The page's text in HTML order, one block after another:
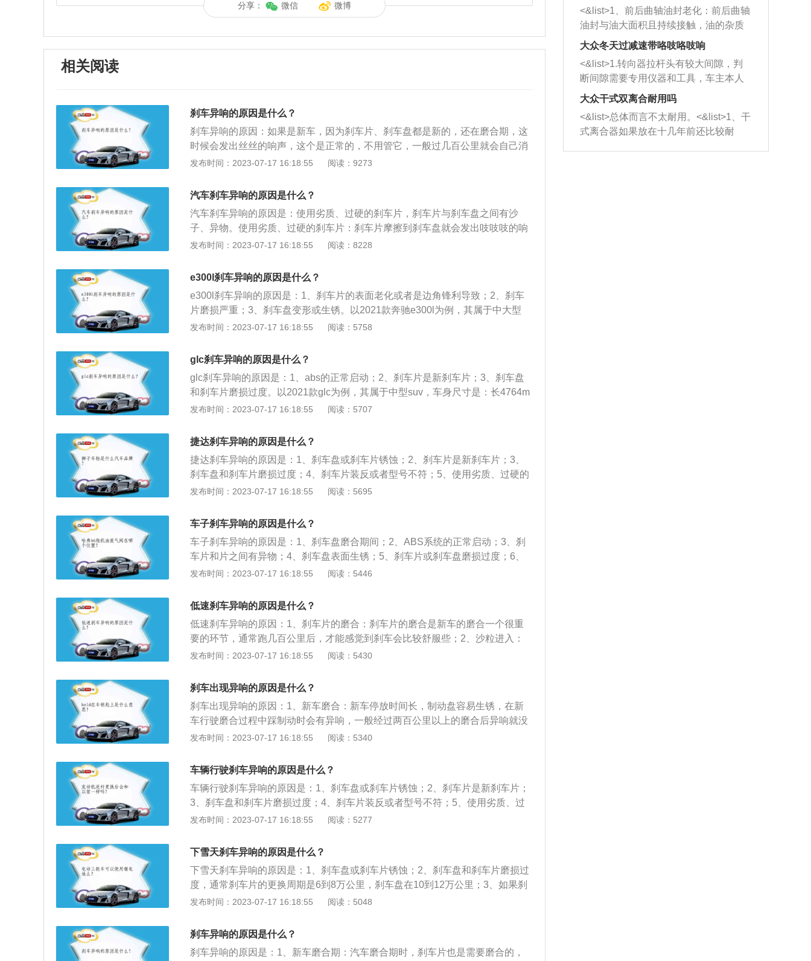
分享： 微信 微博
相关阅读
刹车异响的原因是什么？
刹车异响的原因：如果是新车，因为刹车片、刹车盘都是新的，还在磨合期，这
时候会发出丝丝的响声，这个是正常的，不用管它，一般过几百公里就会自己消
失。刹车片与刹车盘之间有异物，比如风大，有沙子等小颗粒、小石头进入盘片
纹路改变所致，平时都是前进刹车，现在倒车，纹路不对容易异响，这种低声道
情况下会出现，高速一般是没有的，这也是正常的，多摩擦几次即可。冬天刹车
片与刹车盘长时间遇冷，会在结合部位形成冰凝现象，起步时消除冰凝现象会发
生轻微响声，这也是正常现象。
发布时间：2023-07-17 16:18:55 阅读：9273
汽车刹车异响的原因是什么？
汽车刹车异响的原因是：使用劣质、过硬的刹车片，刹车片与刹车盘之间有沙
子、异物。使用劣质、过硬的刹车片：刹车片摩擦到刹车盘就会发出吱吱吱的响
声。所以，在更换刹车片时，一定要使用优质刹车片。异响会随着刹车盘片之间
量避免大力制动，否则会加剧刹车盘片的磨损，影响其后期的使用寿命。刹车片
与刹车盘之间有沙子、异物：在平常行驶的过程中，难免会经过一些比较复杂的
路况。由于盘式刹车的独特设计，一些沙子和异物难免会进到刹车片与刹车盘之
间，这样在刹车时还是会有异响。可以尝试猛踩几脚刹车，有助于排出颗粒。刹
车片安装问题：刹车片安装好后需要调节好卡钳，刹车片与卡钳装配太紧，刹车
卡钳连接处涂抹黄油或者专用润滑油即可解决。
发布时间：2023-07-17 16:18:55 阅读：8228
e300l刹车异响的原因是什么？
e300l刹车异响的原因是：1、刹车片的表面老化或者是边角锋利导致；2、刹车
片磨损严重；3、刹车盘变形或生锈。以2021款奔驰e300l为例，其属于中大型
车，车身尺寸是：长5078mm、宽1860mm、高1484mm，轴距为3079mm，油箱
立悬架，其搭载了2.0l涡轮增压发动机，最大马力是258ps，最大功率是190kw，
最大扭矩是370nm，与其匹配的是9挡手自一体变速箱。
发布时间：2023-07-17 16:18:55 阅读：5758
glc刹车异响的原因是什么？
glc刹车异响的原因是：1、abs的正常启动；2、刹车片是新刹车片；3、刹车盘
和刹车片磨损过度。以2021款glc为例，其属于中型suv，车身尺寸是：长4764m
m、宽1898mm、高1642mm，轴距为2973mm，油箱容积为66l。2021款glc前、
动机，最大马力是197ps，最大功率是145kw，最大扭矩是320nm，与其匹配的
是9挡手自一体变速箱。
发布时间：2023-07-17 16:18:55 阅读：5707
捷达刹车异响的原因是什么？
捷达刹车异响的原因是：1、刹车盘或刹车片锈蚀；2、刹车片是新刹车片；3、
刹车盘和刹车片磨损过度；4、刹车片装反或者型号不符；5、使用劣质、过硬的
刹车片；6、制动分泵异常，制动液缺乏；7、制动鼓或盘片与蹄片间存有异物。
m、高1469mm，轴距为2604mm，最小离地间隙为109mm，车身重量为1120k
发布时间：2023-07-17 16:18:55 阅读：5695
车子刹车异响的原因是什么？
车子刹车异响的原因是：1、刹车盘磨合期间；2、ABS系统的正常启动；3、刹
车片和片之间有异物；4、刹车盘表面生锈；5、刹车片或刹车盘磨损过度；6、
装配问题；7、新刹车片的问题。刹车就是可以减慢车速的机械制动装置，又名
传至到刹车鼓上的刹车片卡住刹车轮盘，使汽车减速或停止运行。汽车手动刹车
是在排挡旁，连于刹车杠。
发布时间：2023-07-17 16:18:55 阅读：5446
低速刹车异响的原因是什么？
低速刹车异响的原因：1、刹车片的磨合：刹车片的磨合是新车的磨合一个很重
要的环节，通常跑几百公里后，才能感觉到刹车会比较舒服些；2、沙粒进入：
车辆行驶当中，也许会有很细小的沙粒进到片和盘的中间，有时候也会由于摩擦
充润滑油，会引起刹车异响；4、制动盘磨损磨损严重：当制动盘磨损后异常，
这是由于制动盘表面脏，制动盘材质密度不均匀，过高的工作温度，制动盘安装
扭矩不匹配。
发布时间：2023-07-17 16:18:55 阅读：5430
刹车出现异响的原因是什么？
刹车出现异响的原因：1、新车磨合：新车停放时间长，制动盘容易生锈，在新
车行驶磨合过程中踩制动时会有异响，一般经过两百公里以上的磨合后异响就没
那么明显，制动时会更加有力；2、更换新的摩擦片或者新的制动盘：如果工人
车异响；3、硬质异物进入制动片和制动盘的间隙：一般在涉水过后，或者走泥
路越野等情况，硬质砂石就会跑进制动机构的间隙中，在制动系统工作时就会出
现卡滞，跑到制动盘的间隙就会刹车异响。
发布时间：2023-07-17 16:18:55 阅读：5340
车辆行驶刹车异响的原因是什么？
车辆行驶刹车异响的原因是：1、刹车盘或刹车片锈蚀；2、刹车片是新刹车片；
3、刹车盘和刹车片磨损过度；4、刹车片装反或者型号不符；5、使用劣质、过
硬的刹车片；6、制动分泵异常，制动液缺乏；7、制动鼓或盘片与蹄片间存有异
者专用润滑油；2、对刹车片定期进行检查和更换；3、定期调教刹车；4、避免
频繁使用刹车。
发布时间：2023-07-17 16:18:55 阅读：5277
下雪天刹车异响的原因是什么？
下雪天刹车异响的原因是：1、刹车盘或刹车片锈蚀；2、刹车盘和刹车片磨损过
度，通常刹车片的更换周期是6到8万公里，刹车盘在10到12万公里；3、如果刹
车片装反了或者型号对不上，那么也会出现异响。温度过高是刹车片衰退的主要
夹具，因为刹车的衰退主要原因是由于夹具内的刹车油沸腾，如能经由适当的管
道或是经由有特殊设计的轮圈在行驶时将冷却空气导入夹具。
发布时间：2023-07-17 16:18:55 阅读：5048
刹车异响的原因是什么？
刹车异响的原因是：1、新车磨合期：汽车磨合期时，刹车片也是需要磨合的，
西取出来。但如果是因为积碳过多引起
的堵塞，就需要将三元催化器泡在草酸
洗剂对堵塞的情况得到解决，将清洗剂
放在燃油箱中，与燃油混合后，车辆启
动时，就可以和汽油一起进入到燃烧
室，最后形成废气排出，就可以让三元
催化器得到清洗，排气管堵塞的情况就
能够得到解决。
一圈半的练习，往右同样也要打相同的
圈数。 <&list>3、最后强调要反复练
习，这样就可以形成肌肉记忆，在真实
驾驶车辆时，不需要记忆也能打好方
向。
<&list>1、前后曲轴油封老化：前后曲轴
油封与油大面积且持续接触，油的杂质
和发动机内持续温度变化使其密封效果
逐渐减弱，导致渗油或漏油。<&list>2、
活塞间隙过大：积碳会使活塞环与缸体
的间隙扩大，导致机油流入燃烧室中，
造成烧机油。<&list>3、机油粘度。使用
机油粘度过小的话，同样会有烧机油现
象，机油粘度过小具有很好的流动性，
大众冬天过减速带咯吱咯吱响
<&list>1.转向器拉杆头有较大间隙，判
断间隙需要专用仪器和工具，车主本人
无法制作，需要将车辆送到修理厂或4s
店；<&list>2.车辆半轴套管防尘罩破
裂，破裂后会出现漏油现象，使半轴磨
损严重，磨损的半轴容易损坏，产生异
响；<&list>3.稳定器的转向胶套和球头
大众干式双离合耐用吗
<&list>总体而言不太耐用。<&list>1、干
式离合器如果放在十几年前还比较耐